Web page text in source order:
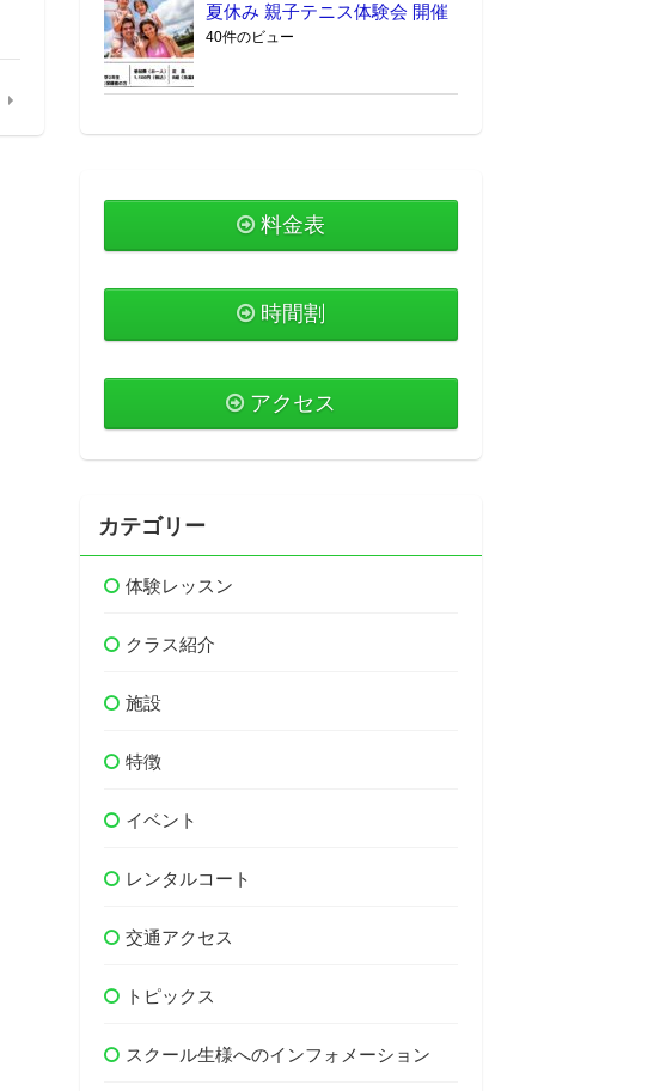
夏休み 親子テニス体験会 開催
40件のビュー
料金表
時間割
アクセス
カテゴリー
体験レッスン
クラス紹介
施設
特徴
イベント
レンタルコート
交通アクセス
トピックス
スクール生様へのインフォメーション